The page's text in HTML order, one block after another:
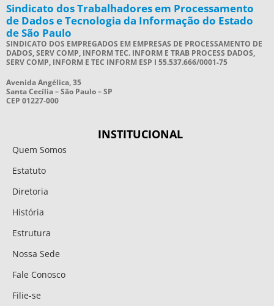
Sindicato dos Trabalhadores em Processamento
de Dados e Tecnologia da Informação do Estado
de São Paulo
SINDICATO DOS EMPREGADOS EM EMPRESAS DE PROCESSAMENTO DE
DADOS, SERV COMP, INFORM TEC. INFORM E TRAB PROCESS DADOS,
SERV COMP, INFORM E TEC INFORM ESP I 55.537.666/0001-75
Avenida Angélica, 35
Santa Cecília – São Paulo – SP
CEP 01227-000
INSTITUCIONAL
Quem Somos
Estatuto
Diretoria
História
Estrutura
Nossa Sede
Fale Conosco
Filie-se